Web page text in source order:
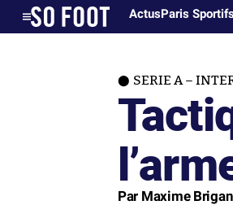
ActusParis
SERIE A –
Par Maxime